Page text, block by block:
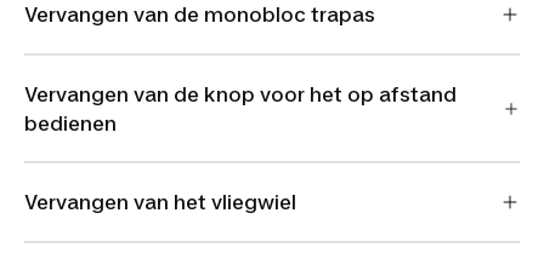
Vervangen van de monobloc trapas
Vervangen van de knop voor het op afstand
bedienen
Vervangen van het vliegwiel